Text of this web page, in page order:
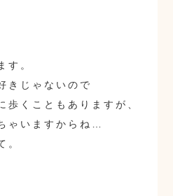
す。
きじゃないので
歩くこともありますが、
ゃいますからね…
。